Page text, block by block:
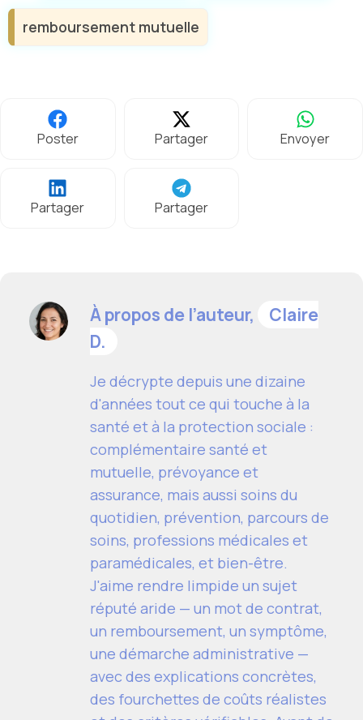
remboursement mutuelle
Poster Partager Envoyer
Partager Partager
À propos de l’auteur,
Claire
D.
Je décrypte depuis une dizaine
d'années tout ce qui touche à la
santé et à la protection sociale :
complémentaire santé et
mutuelle, prévoyance et
assurance, mais aussi soins du
quotidien, prévention, parcours de
soins, professions médicales et
paramédicales, et bien-être.
J'aime rendre limpide un sujet
réputé aride — un mot de contrat,
un remboursement, un symptôme,
une démarche administrative —
avec des explications concrètes,
des fourchettes de coûts réalistes